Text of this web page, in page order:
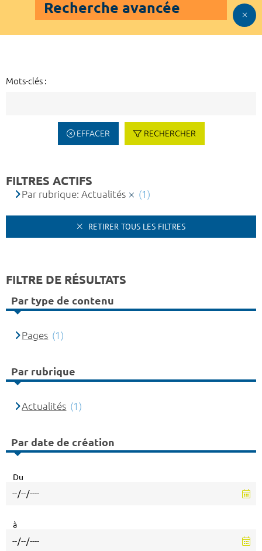
Recherche avancée
Mots-clés :
EFFACER RECHERCHER
FILTRES ACTIFS
Par rubrique: Actualités (1)
RETIRER TOUS LES FILTRES
FILTRE DE RÉSULTATS
Par type de contenu
Pages (1)
Par rubrique
Actualités (1)
Par date de création
Du
à